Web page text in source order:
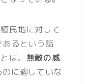
民地に対して
るという話
は、 無敵の威
に適していな